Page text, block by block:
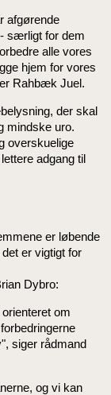
afgørende
særligt for dem
alle vores
hjem for vores
Rahbæk Juel.
der skal
mindske uro.
overskuelige
adgang til
er løbende
er vigtigt for
Dybro:
om
siger rådmand
og vi kan